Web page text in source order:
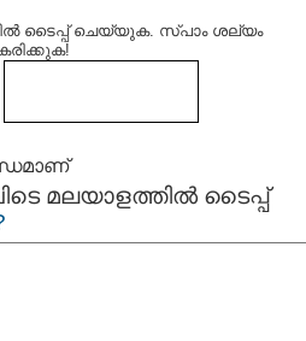
ടൈപ്പ്‌ ചെയ്യുക. സ്പാം ശല്യം
മലയാളത്തില്‍ ടൈപ്പ്